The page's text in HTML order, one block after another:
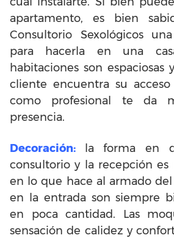
apartamento, es bien
Consultorio Sexológicos
para hacerla en una
habitaciones son espaciosas
cliente encuentra su
como profesional te da
presencia.
Decoración: la forma en
consultorio y la recepción
en lo que hace al armado del
en la entrada son siempre
en poca cantidad. Las
sensación de calidez y